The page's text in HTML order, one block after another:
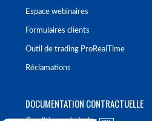
Espace webinaires
Formulaires clients
Outil de trading ProRealTime
Réclamations
DOCUMENTATION CONTRACTUELLE